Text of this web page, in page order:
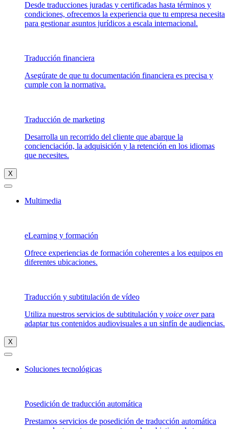
Desde traducciones juradas y certificadas hasta términos y
condiciones, ofrecemos la experiencia que tu empresa necesita
para gestionar asuntos jurídicos a escala internacional.
Traducción financiera
Asegúrate de que tu documentación financiera es precisa y
cumple con la normativa.
Traducción de marketing
Desarrolla un recorrido del cliente que abarque la
concienciación, la adquisición y la retención en los idiomas
que necesites.
X
Multimedia
eLearning y formación
Ofrece experiencias de formación coherentes a los equipos en
diferentes ubicaciones.
Traducción y subtitulación de vídeo
Utiliza nuestros servicios de subtitulación y voice overpara
adaptar tus contenidos audiovisuales a un sinfín de audiencias.
X
Soluciones tecnológicas
Posedición de traducción automática
Prestamos servicios de posedición de traducción automática